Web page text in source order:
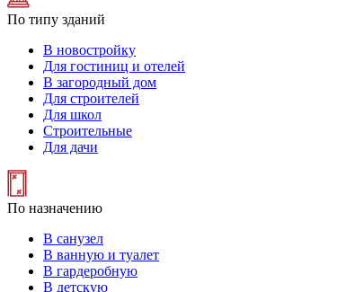
По типу зданий
В новостройку
Для гостиниц и отелей
В загородный дом
Для строителей
Для школ
Строительные
Для дачи
По назначению
В санузел
В ванную и туалет
В гардеробную
В детскую